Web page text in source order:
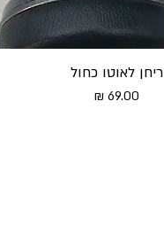
ריחן לאוטו כחול
מחיר